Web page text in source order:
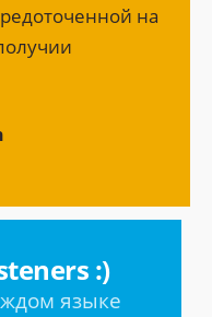
на
:)
языке